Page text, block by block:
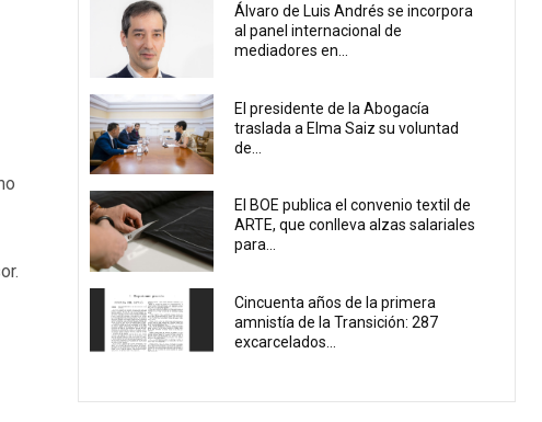
Álvaro de Luis Andrés se incorpora
al panel internacional de
mediadores en...
El presidente de la Abogacía
traslada a Elma Saiz su voluntad
de...
El BOE publica el convenio textil de
ARTE, que conlleva alzas salariales
para...
Cincuenta años de la primera
amnistía de la Transición: 287
excarcelados...